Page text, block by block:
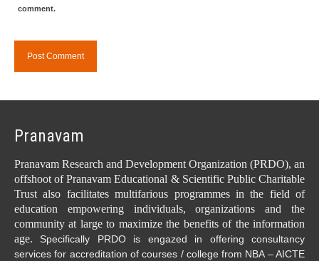
comment.
Pranavam
Pranavam Research and Development Organization (PRDO), an
offshoot of Pranavam Educational & Scientific Public Charitable
Trust also facilitates multifarious programmes in the field of
education empowering individuals, organizations and the
community at large to maximize the benefits of the information
age. Specifically PRDO is engazed in offering consultancy
services for accreditation of courses / college from NBA – AICTE